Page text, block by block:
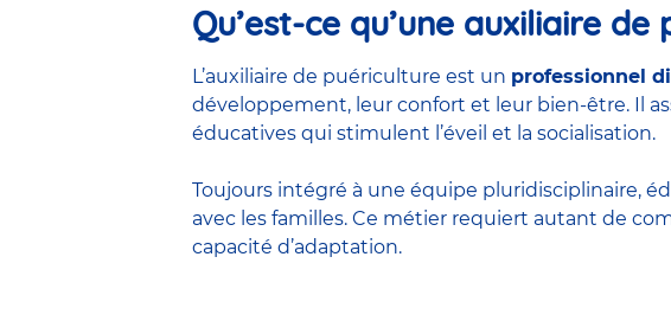
Qu’est-ce qu’une auxiliaire
L’auxiliaire de puériculture est un professionnel
développement, leur confort et leur bien-être. Il
éducatives qui stimulent l’éveil et la socialisation.
Toujours intégré à une équipe pluridisciplinaire,
avec les familles. Ce métier requiert autant de
capacité d’adaptation.